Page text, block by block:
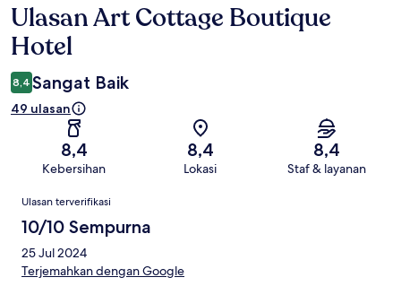
Ulasan
Ulasan Art Cottage Boutique
Hotel
8,4 Sangat Baik
49 ulasan
8,4
Kebersihan
8,4
Lokasi
8,4
Staf & layanan
Ulasan
Ulasan terverifikasi
10/10 Sempurna
25 Jul 2024
Terjemahkan dengan Google